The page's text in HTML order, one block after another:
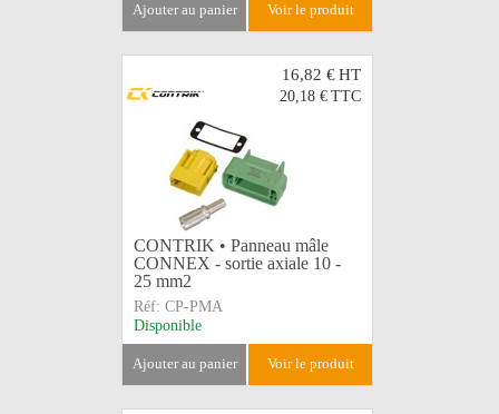
ajouter au panier voir le produit
16,82 €HT
20,18 € TTC
CONTRIK • Panneau mâle
CONNEX - sortie axiale 10 -
25 mm2
Réf: CP-PMA
Disponible
ajouter au panier voir le produit